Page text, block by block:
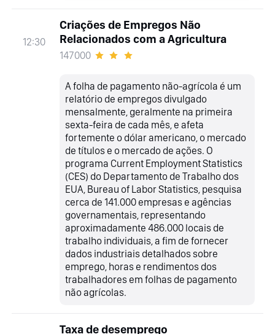
12:30
Criações de Empregos Não
Relacionados com a Agricultura
147000
A folha de pagamento não-agrícola é um
relatório de empregos divulgado
mensalmente, geralmente na primeira
sexta-feira de cada mês, e afeta
fortemente o dólar americano, o mercado
de títulos e o mercado de ações. O
programa Current Employment Statistics
(CES) do Departamento de Trabalho dos
EUA, Bureau of Labor Statistics, pesquisa
cerca de 141.000 empresas e agências
governamentais, representando
aproximadamente 486.000 locais de
trabalho individuais, a fim de fornecer
dados industriais detalhados sobre
emprego, horas e rendimentos dos
trabalhadores em folhas de pagamento
não agrícolas.
Taxa de desemprego